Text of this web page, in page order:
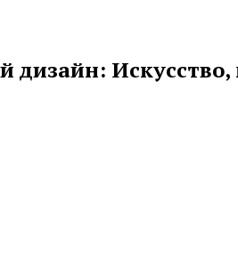
дизайн: Искусство,